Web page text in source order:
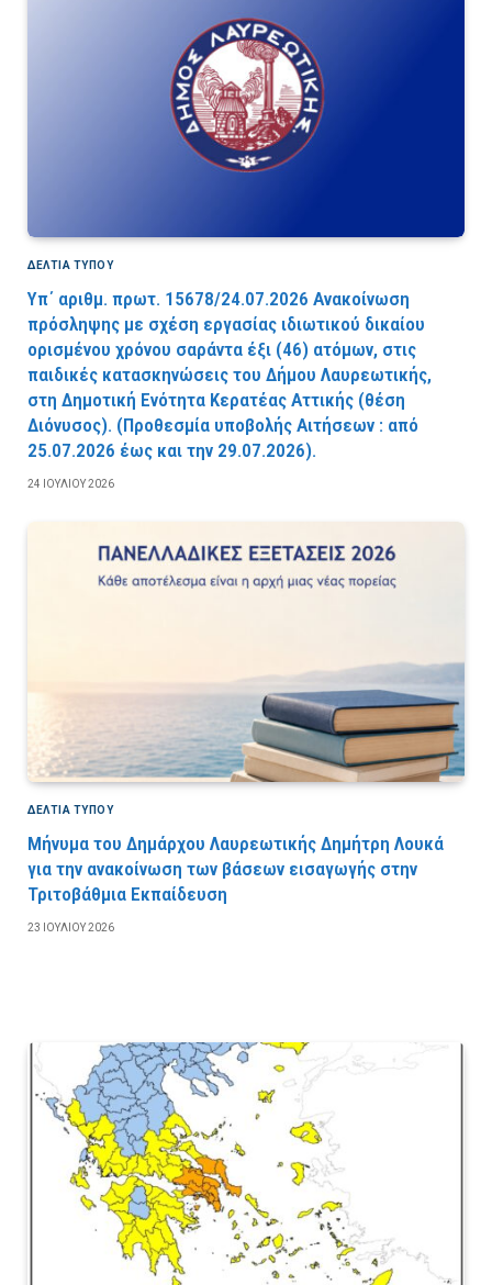
ΔΕΛΤΙΑ ΤΥΠΟΥ
Υπ΄ αριθμ. πρωτ. 15678/24.07.2026 Ανακοίνωση
πρόσληψης με σχέση εργασίας ιδιωτικού δικαίου
ορισμένου χρόνου σαράντα έξι (46) ατόμων, στις
παιδικές κατασκηνώσεις του Δήμου Λαυρεωτικής,
στη Δημοτική Ενότητα Κερατέας Αττικής (θέση
Διόνυσος). (Προθεσμία υποβολής Αιτήσεων : από
25.07.2026 έως και την 29.07.2026).
24 ΙΟΥΛΊΟΥ 2026
ΔΕΛΤΙΑ ΤΥΠΟΥ
Μήνυμα του Δημάρχου Λαυρεωτικής Δημήτρη Λουκά
για την ανακοίνωση των βάσεων εισαγωγής στην
Τριτοβάθμια Εκπαίδευση
23 ΙΟΥΛΊΟΥ 2026